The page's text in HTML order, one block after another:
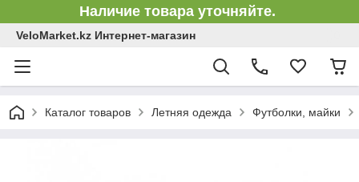
Наличие товара уточняйте.
VeloMarket.kz Интернет-магазин
Каталог товаров Летняя одежда Футболки, майки